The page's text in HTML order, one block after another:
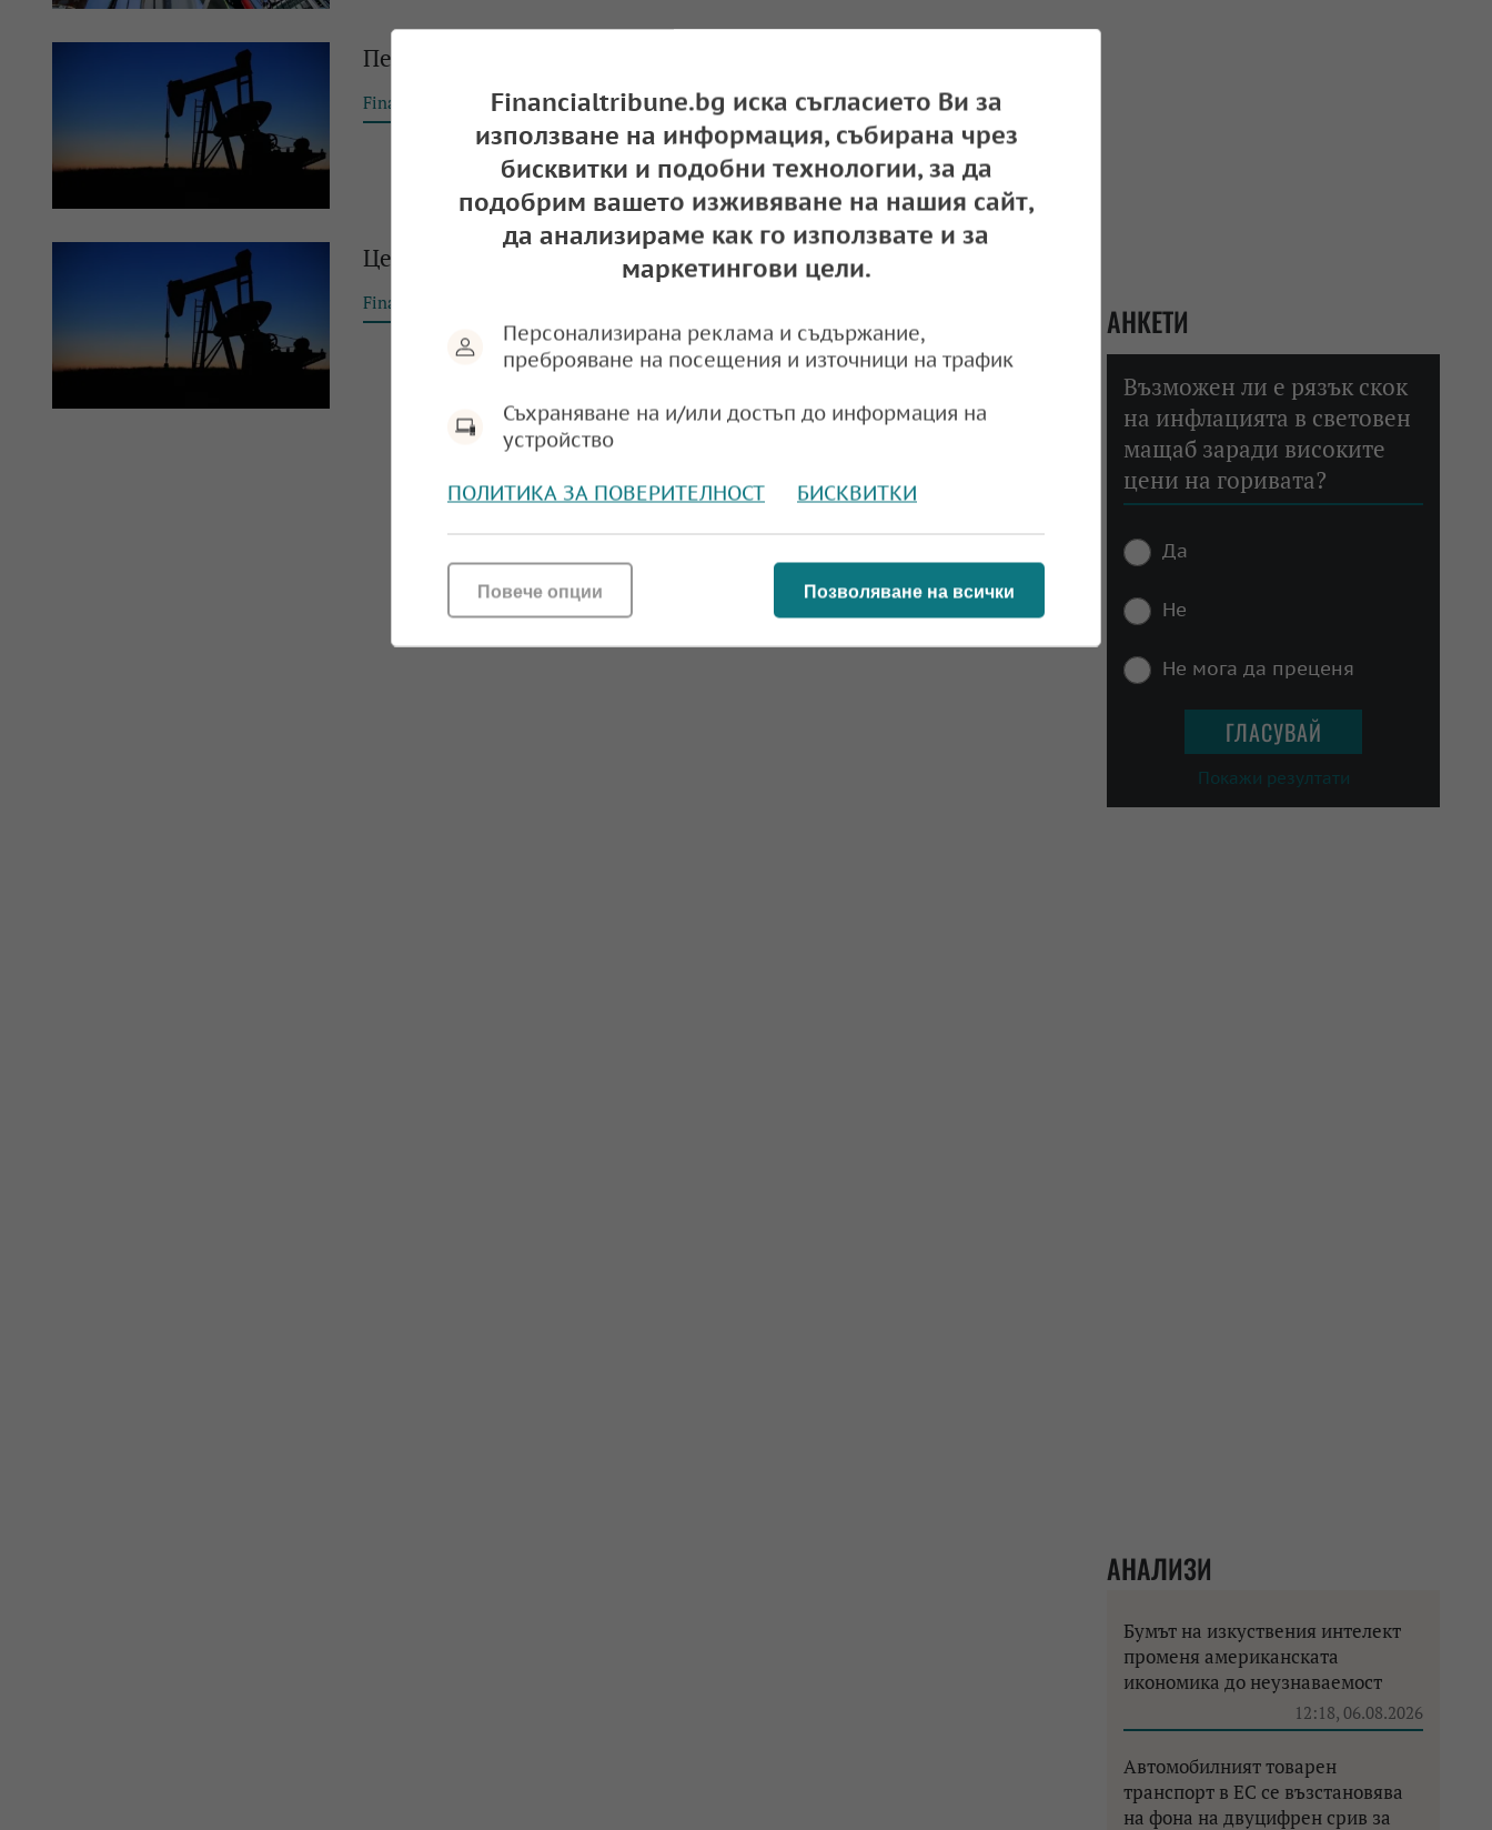
Петролът стартира седмицата с лек ръст на цените
Financial Tribune 09:01, 28.07.2025
Цената на петрола с едноседмичен връх
Financial Tribune АНКЕТИ
Възможен ли е рязък скок
на инфлацията в световен
мащаб заради високите
цени на горивата?
Да
Не
Не мога да преценя
Покажи резултати
АНАЛИЗИ
Бумът на изкуствения интелект
променя американската
икономика до неузнаваемост
12:18, 06.08.2026
Автомобилният товарен
транспорт в ЕС се възстановява
на фона на двуцифрен срив за
Financialtribune.bg иска съгласието Ви за
използване на информация, събирана чрез
бисквитки и подобни технологии, за да
подобрим вашето изживяване на нашия сайт,
да анализираме как го използвате и за
маркетингови цели.
Персонализирана реклама и съдържание,
преброяване на посещения и източници на трафик
Съхраняване на и/или достъп до информация на
устройство
ПОЛИТИКА ЗА ПОВЕРИТЕЛНОСТ БИСКВИТКИ
Позволяване на всички
Повече опции